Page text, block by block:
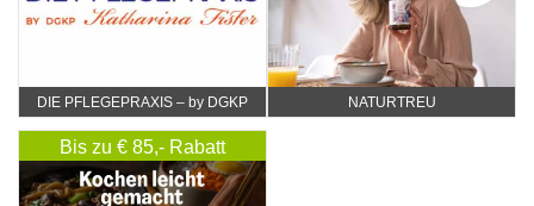
DIE PFLEGEPRAXIS – by DGKP
NATURTREU
Bis zu € 85,- Rabatt